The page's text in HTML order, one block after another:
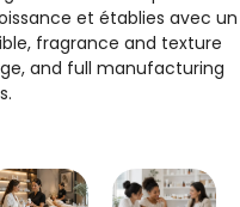
et établies avec un
fragrance and texture
and full manufacturing
.